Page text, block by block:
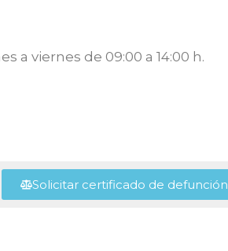
a viernes de 09:00 a 14:00 h.
Solicitar certificado de defunción